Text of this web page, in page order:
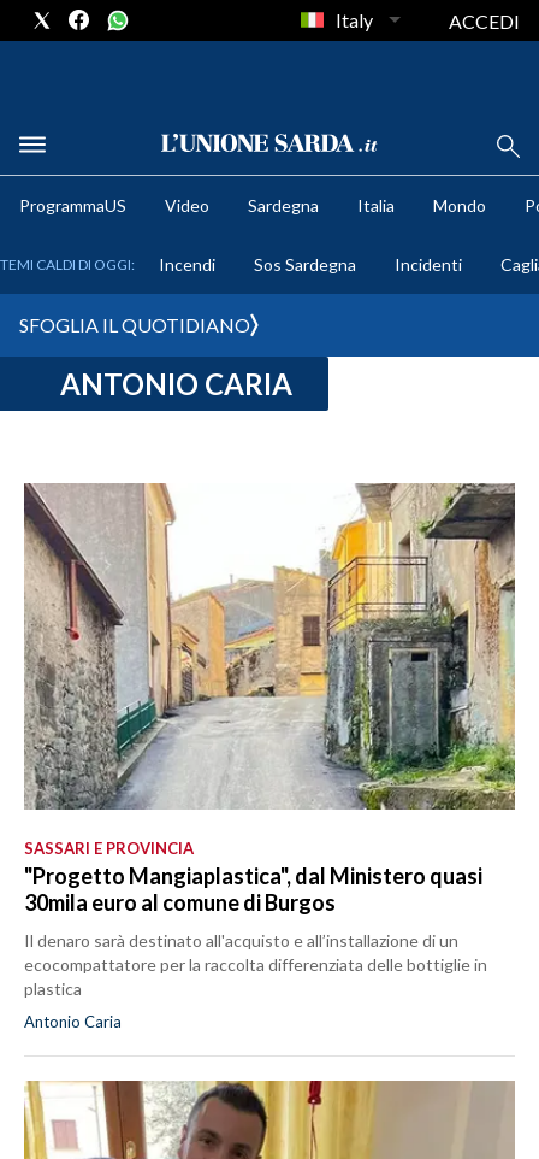
METEO
SULCIS IGLESIENTE
MEDIO CAMPIDANO
ORISTANO E PROVINCIA
SASSARI E PROVINCIA
GALLURA
NUORO E PROVINCIA
OGLIASTRA
AGENDA
ITALIA
MONDO
ECONOMIA
LAVORO
BANDI
Italy ACCEDI
ProgrammaUS Video Sardegna Italia Mondo
TEMI CALDI DI OGGI: Incendi Sos Sardegna Incidenti
SFOGLIA IL QUOTIDIANO
ANTONIO CARIA
SASSARI E PROVINCIA
"Progetto Mangiaplastica", dal Ministero quasi
30mila euro al comune di Burgos
Il denaro sarà destinato all'acquisto e all’installazione di un
ecocompattatore per la raccolta differenziata delle bottiglie in
plastica
Antonio Caria